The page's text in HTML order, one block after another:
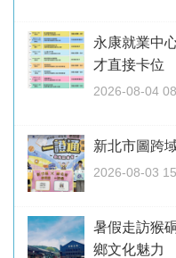
永康就業中
才直接卡位
2026-08-04
新北市圖跨
2026-08-03
暑假走訪猴
鄉文化魅力